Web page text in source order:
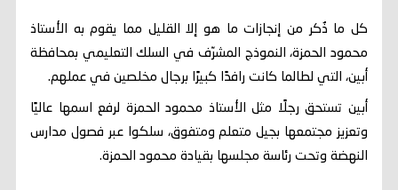
كل ما ذُكر من إنجازات ما هو إلا القليل مما يقوم به الأستاذ
محمود الحمزة، النموذج المشرّف في السلك التعليمي بمحافظة
أبين، التي لطالما كانت رافدًا كبيرًا برجال مخلصين في عملهم.
أبين تستحق رجلًا مثل الأستاذ محمود الحمزة لرفع اسمها عاليًا
وتعزيز مجتمعها بجيل متعلم ومتفوق، سلكوا عبر فصول مدارس
النهضة وتحت رئاسة مجلسها بقيادة محمود الحمزة.